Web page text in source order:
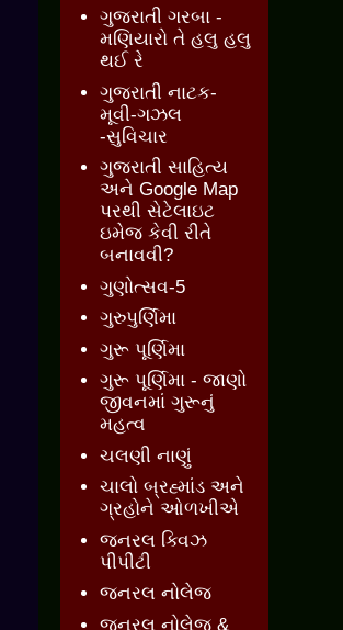
ગુજરાતી ગરબા -
મણિયારો તે હલુ હલુ
થઈ રે
ગુજરાતી નાટક-
મૂવી-ગઝલ
-સુવિચાર
ગુજરાતી સાહિત્ય
અને Google Map
પરથી સેટેલાઇટ
ઇમેજ કેવી રીતે
બનાવવી?
ગુણોત્સવ-5
ગુરુપુર્ણિમા
ગુરૂ પૂર્ણિમા
ગુરૂ પૂર્ણિમા - જાણો
જીવનમાં ગુરૂનું
મહત્વ
ચલણી નાણું
ચાલો બ્રહ્માંડ અને
ગ્રહોને ઓળખીએ
જનરલ ક્વિઝ
પીપીટી
જનરલ નોલેજ
જનરલ નોલેજ &